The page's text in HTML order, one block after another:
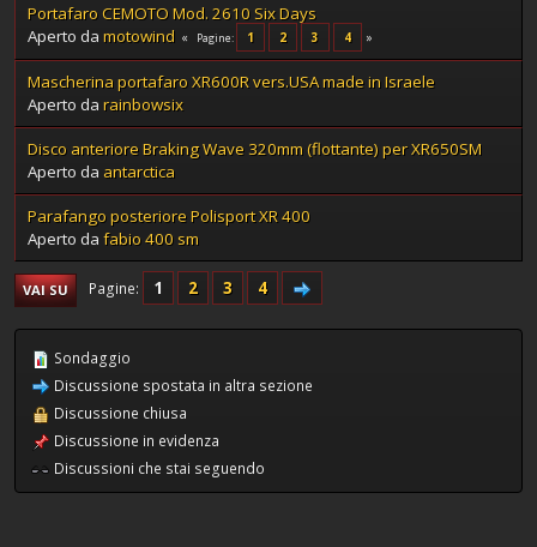
Portafaro CEMOTO Mod. 2610 Six Days
Aperto da motowind Pagine 1 2 3 4
Mascherina portafaro XR600R vers.USA made in Israele
Aperto da rainbowsix
Disco anteriore Braking Wave 320mm (flottante) per XR650SM
Aperto da antarctica
Parafango posteriore Polisport XR 400
Aperto da fabio 400 sm
VAI SU Pagine 1 2 3 4
Sondaggio
Discussione spostata in altra sezione
Discussione chiusa
Discussione in evidenza
Discussioni che stai seguendo